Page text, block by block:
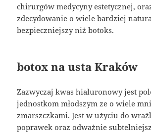
chirurgów medycyny estetycznej,
zdecydowanie o wiele bardziej
bezpieczniejszy niż botoks.
botox na usta Kraków
Zazwyczaj kwas hialuronowy jest
jednostkom młodszym ze o wiele
zmarszczkami. Jest w użyciu do
poprawek oraz odważnie